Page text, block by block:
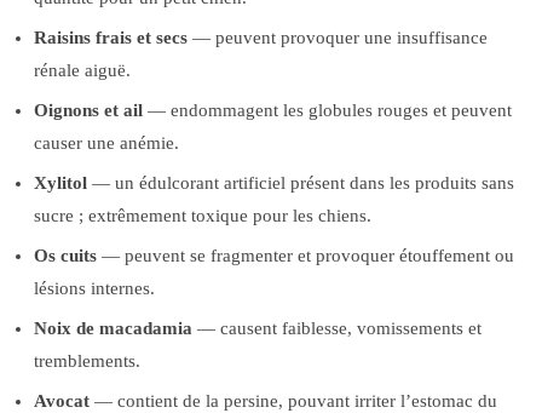
Raisins frais et secs — peuvent provoquer une insuffisance
rénale aiguë.
Oignons et ail — endommagent les globules rouges et peuvent
causer une anémie.
Xylitol — un édulcorant artificiel présent dans les produits sans
sucre ; extrêmement toxique pour les chiens.
Os cuits — peuvent se fragmenter et provoquer étouffement ou
lésions internes.
Noix de macadamia — causent faiblesse, vomissements et
tremblements.
Avocat — contient de la persine, pouvant irriter l’estomac du